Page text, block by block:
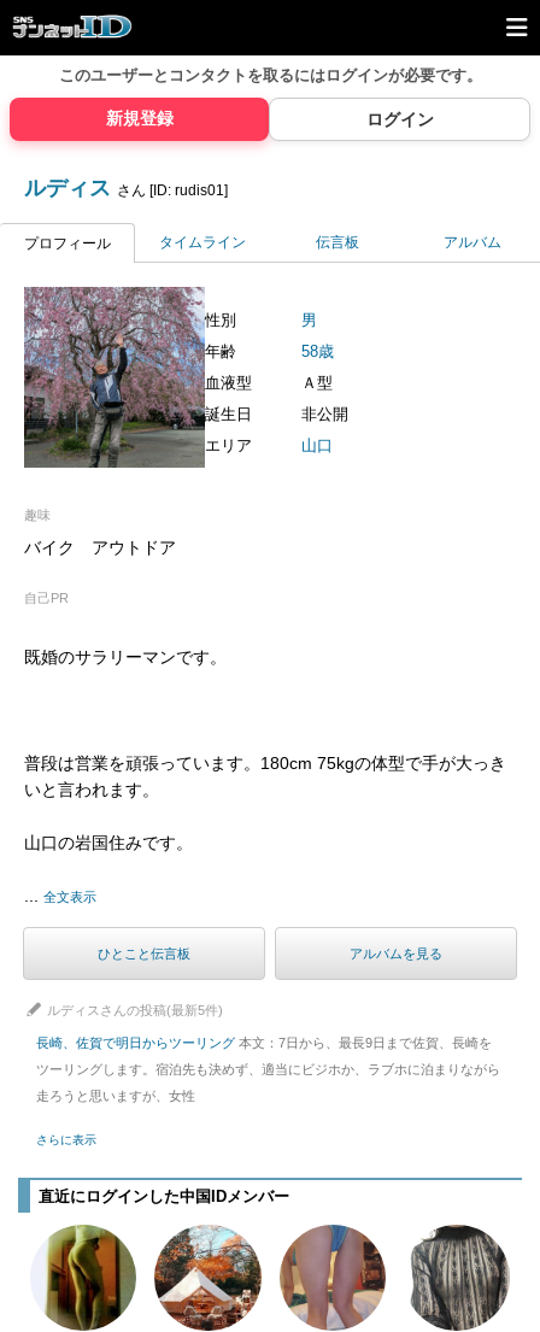
このユーザーとコンタクトを取るにはログインが必要です。
新規登録 ログイン
ルディス さん [ID: rudis01]
プロフィール タイムライン 伝言板 アルバム
性別
男
年齢
58歳
血液型
Ａ型
誕生日
非公開
エリア
山口
趣味
バイク アウトドア
自己PR
既婚のサラリーマンです。
普段は営業を頑張っています。180cm 75kgの体型で手が大っき
いと言われます。
山口の岩国住みです。
全文表示
ひとこと伝言板 アルバムを見る
ルディスさんの投稿(最新5件)
長崎、佐賀で明日からツーリング 本文：7日から、最長9日まで佐賀、長崎を
ツーリングします。宿泊先も決めず、適当にビジホか、ラブホに泊まりながら
走ろうと思いますが、女性
さらに表示
直近にログインした中国IDメンバー